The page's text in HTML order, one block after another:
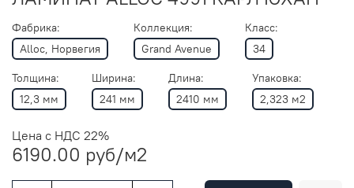
Фабрика:
Alloc, Норвегия
Коллекция:
Grand Avenue
Класс:
34
Толщина:
12,3 мм
Ширина:
241 мм
Длина:
2410 мм
Упаковка:
2,323 м2
Цена с НДС 22%
6190.00 руб/м2